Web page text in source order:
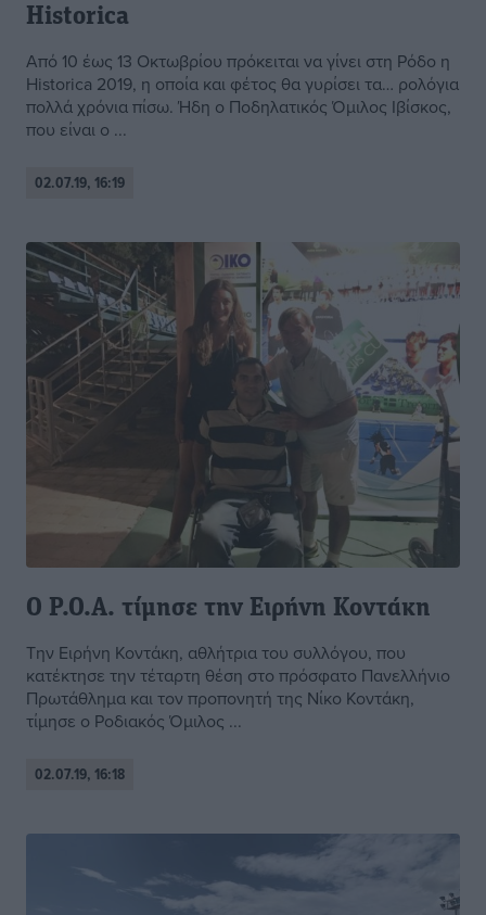
Historica
Από 10 έως 13 Οκτωβρίου πρόκειται να γίνει στη Ρόδο η
Historica 2019, η οποία και φέτος θα γυρίσει τα… ρολόγια
πολλά χρόνια πίσω. Ήδη ο Ποδηλατικός Όμιλος Ιβίσκος,
που είναι ο ...
02.07.19, 16:19
Ο Ρ.Ο.Α. τίμησε την Ειρήνη Κοντάκη
Την Ειρήνη Κοντάκη, αθλήτρια του συλλόγου, που
κατέκτησε την τέταρτη θέση στο πρόσφατο Πανελλήνιο
Πρωτάθλημα και τον προπονητή της Νίκο Κοντάκη,
τίμησε ο Ροδιακός Όμιλος ...
02.07.19, 16:18